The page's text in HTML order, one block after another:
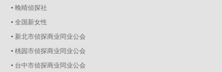
▪ 晚晴侦探社
▪ 全国新女性
▪ 新北市侦探商业同业公会
▪ 桃园市侦探商业同业公会
▪ 台中市侦探商业同业公会